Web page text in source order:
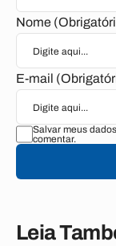
Nome
E-mail
Salvar meus
comentar.
Leia